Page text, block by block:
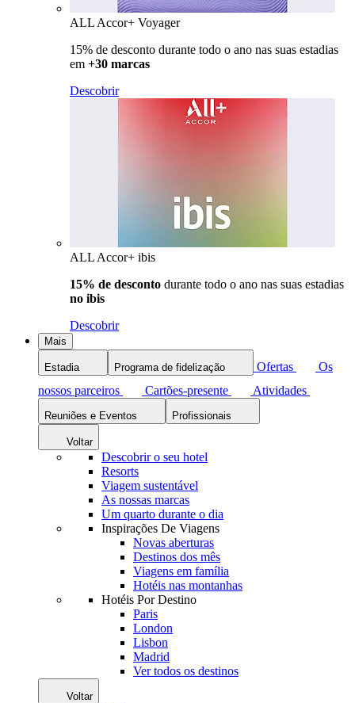
ALL Accor+ Voyager
15% de desconto durante todo o ano nas suas estadias
em +30 marcas
Descobrir
ALL Accor+ ibis
15% de desconto durante todo o ano nas suas estadias
no ibis
Descobrir
Mais
Estadia Programa de fidelização Ofertas
Os
nossos parceiros
Cartões-presente Atividades
Reuniões e Eventos Profissionais
Voltar
Descobrir o seu hotel
Resorts
Viagem sustentável
As nossas marcas
Um quarto durante o dia
Inspirações De Viagens
Novas aberturas
Destinos dos mês
Viagens em família
Hotéis nas montanhas
Hotéis Por Destino
Paris
London
Lisbon
Madrid
Ver todos os destinos
Voltar